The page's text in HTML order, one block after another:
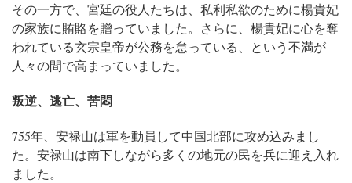
その一方で、宮廷の役人たちは、私利私欲のために楊貴妃
の家族に賄賂を贈っていました。さらに、楊貴妃に心を奪
われている玄宗皇帝が公務を怠っている、という不満が
人々の間で高まっていました。
叛逆、逃亡、苦悶
755年、安禄山は軍を動員して中国北部に攻め込みまし
た。安禄山は南下しながら多くの地元の民を兵に迎え入れ
ました。